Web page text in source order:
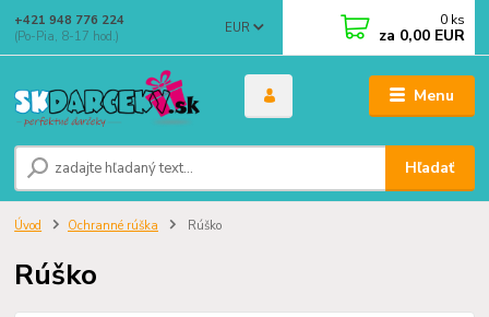
Menu
EUR
Hľadať
+421 948 776 224
(Po-Pia, 8-17 hod.)
0 ks
za 0,00 EUR
Úvod Ochranné rúška Rúško
Rúško